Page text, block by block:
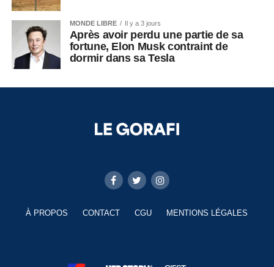
MONDE LIBRE Il y a 3 jours
Après avoir perdu une partie de sa
fortune, Elon Musk contraint de
dormir dans sa Tesla
À PROPOS CONTACT CGU MENTIONS LÉGALES